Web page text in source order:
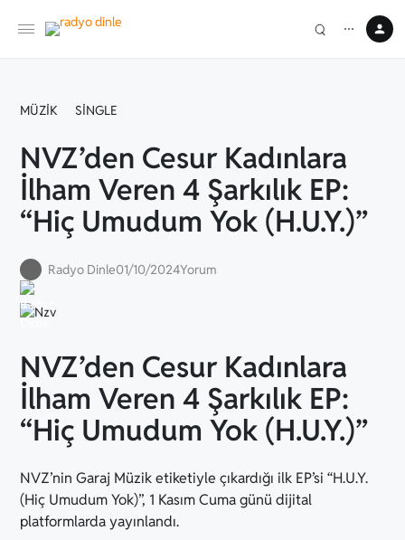
⋯
MÜZIK SINGLE
NVZ’den Cesur Kadınlara
İlham Veren 4 Şarkılık EP:
“Hiç Umudum Yok (H.U.Y.)”
Radyo Dinle01/10/2024Yorum
NVZ’den Cesur Kadınlara
İlham Veren 4 Şarkılık EP:
“Hiç Umudum Yok (H.U.Y.)”
NVZ’nin Garaj Müzik etiketiyle çıkardığı ilk EP’si “H.U.Y.
(Hiç Umudum Yok)”, 1 Kasım Cuma günü dijital
platformlarda yayınlandı.